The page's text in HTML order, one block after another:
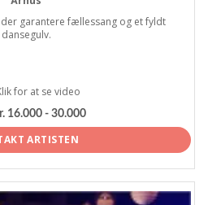
garantere fællessang og et fyldt
dansegulv.
for at se video
16.000 - 30.000
ARTISTEN